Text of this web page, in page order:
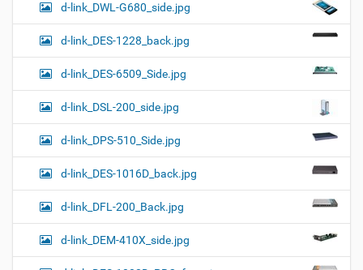
d-link_DWL-G680_side.jpg
d-link_DES-1228_back.jpg
d-link_DES-6509_Side.jpg
d-link_DSL-200_side.jpg
d-link_DPS-510_Side.jpg
d-link_DES-1016D_back.jpg
d-link_DFL-200_Back.jpg
d-link_DEM-410X_side.jpg